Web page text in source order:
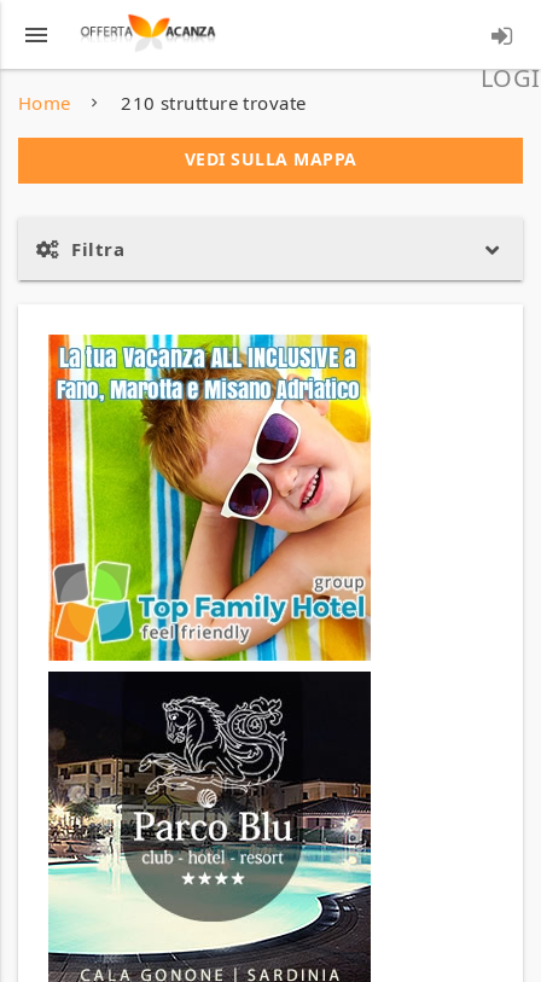
menu
Home 210 strutture trovate
VEDI SULLA MAPPA
Filtra